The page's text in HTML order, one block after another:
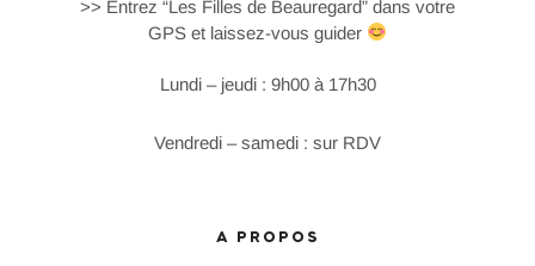
>> Entrez “Les Filles de Beauregard” dans votre
GPS et laissez-vous guider
Lundi – jeudi : 9h00 à 17h30
Vendredi – samedi : sur RDV
A PROPOS